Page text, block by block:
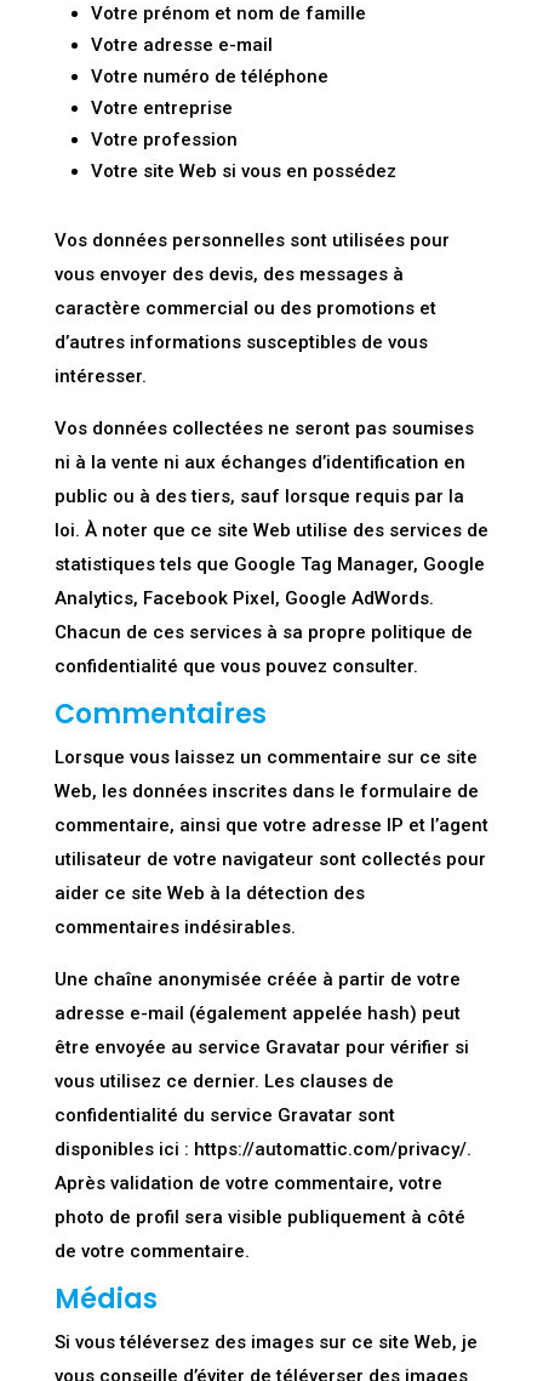
Votre prénom et nom de famille
Votre adresse e-mail
Votre numéro de téléphone
Votre entreprise
Votre profession
Votre site Web si vous en possédez
Vos données personnelles sont utilisées pour
vous envoyer des devis, des messages à
caractère commercial ou des promotions et
d’autres informations susceptibles de vous
intéresser.
Vos données collectées ne seront pas soumises
ni à la vente ni aux échanges d’identification en
public ou à des tiers, sauf lorsque requis par la
loi. À noter que ce site Web utilise des services de
statistiques tels que Google Tag Manager, Google
Analytics, Facebook Pixel, Google AdWords.
Chacun de ces services à sa propre politique de
confidentialité que vous pouvez consulter.
Commentaires
Lorsque vous laissez un commentaire sur ce site
Web, les données inscrites dans le formulaire de
commentaire, ainsi que votre adresse IP et l’agent
utilisateur de votre navigateur sont collectés pour
aider ce site Web à la détection des
commentaires indésirables.
Une chaîne anonymisée créée à partir de votre
adresse e-mail (également appelée hash) peut
être envoyée au service Gravatar pour vérifier si
vous utilisez ce dernier. Les clauses de
confidentialité du service Gravatar sont
disponibles ici : https://automattic.com/privacy/.
Après validation de votre commentaire, votre
photo de profil sera visible publiquement à côté
de votre commentaire.
Médias
Si vous téléversez des images sur ce site Web, je
vous conseille d’éviter de téléverser des images